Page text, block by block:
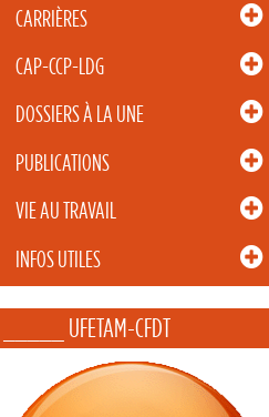
CARRIÈRES
CAP-CCP-LDG
DOSSIERS À LA UNE
PUBLICATIONS
VIE AU TRAVAIL
INFOS UTILES
_____ UFETAM-CFDT